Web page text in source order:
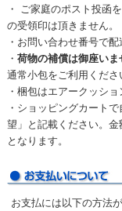
・ ご家庭のポスト投函
の受領印は頂きません。
・お問い合わせ番号で配
・ 荷物の補償は御座いま
通常小包をご利用くださ
・梱包はエアークッシ
・ショッピングカート
望」と記載ください。
となります。
お支払には以下の方法